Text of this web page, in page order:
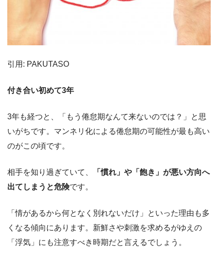
引用: PAKUTASO
付き合い初めて3年
3年も経つと、「もう倦怠期なんて来ないのでは？」と思
いがちです。マンネリ化による倦怠期の可能性が最も高い
のがこの頃です。
相手を知り過ぎていて、
「慣れ」や「飽き」が悪い方向へ
出てしまうと危険です。
「情があるから何となく別れないだけ」といった理由も多
くなる傾向にあります。新鮮さや刺激を求めるがゆえの
「浮気」にも注意すべき時期だと言えるでしょう。